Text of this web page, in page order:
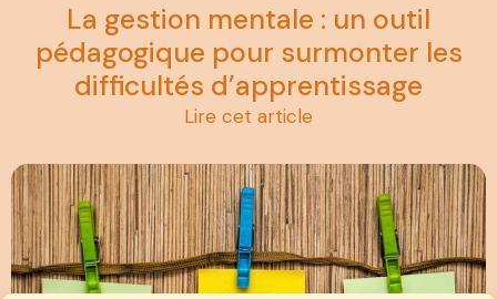
La gestion mentale : un outil
pédagogique pour surmonter les
difficultés d’apprentissage
Lire cet article